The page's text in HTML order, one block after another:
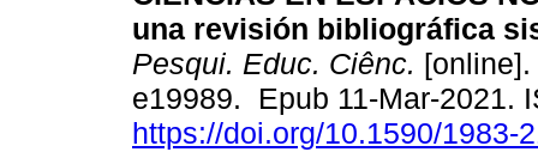
una revisión bibliográfica
Pesqui. Educ. Ciênc.
e19989. Epub 11-Mar-2021.
https://doi.org/10.1590/1983-